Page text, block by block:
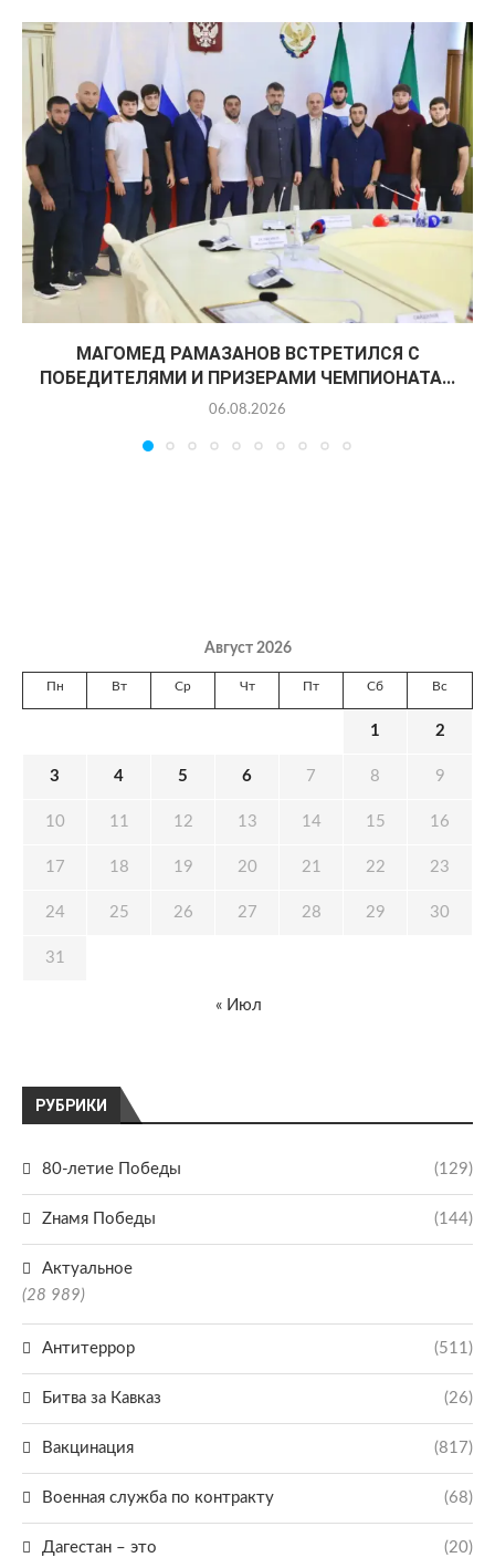
МАГОМЕД РАМАЗАНОВ ВСТРЕТИЛСЯ С
ПОБЕДИТЕЛЯМИ И ПРИЗЕРАМИ ЧЕМПИОНАТА...
06.08.2026
РУБРИКИ
80-летие Победы (129)
Zнамя Победы (144)
Актуальное
(28 989)
Антитеррор (511)
Битва за Кавказ (26)
Вакцинация (817)
Военная служба по контракту (68)
Дагестан – это (20)
Август 2026
Пн Вт Ср Чт Пт Сб Вс
1 2
3 4 5 6 7 8 9
10 11 12 13 14 15 16
17 18 19 20 21 22 23
24 25 26 27 28 29 30
31
« Июл